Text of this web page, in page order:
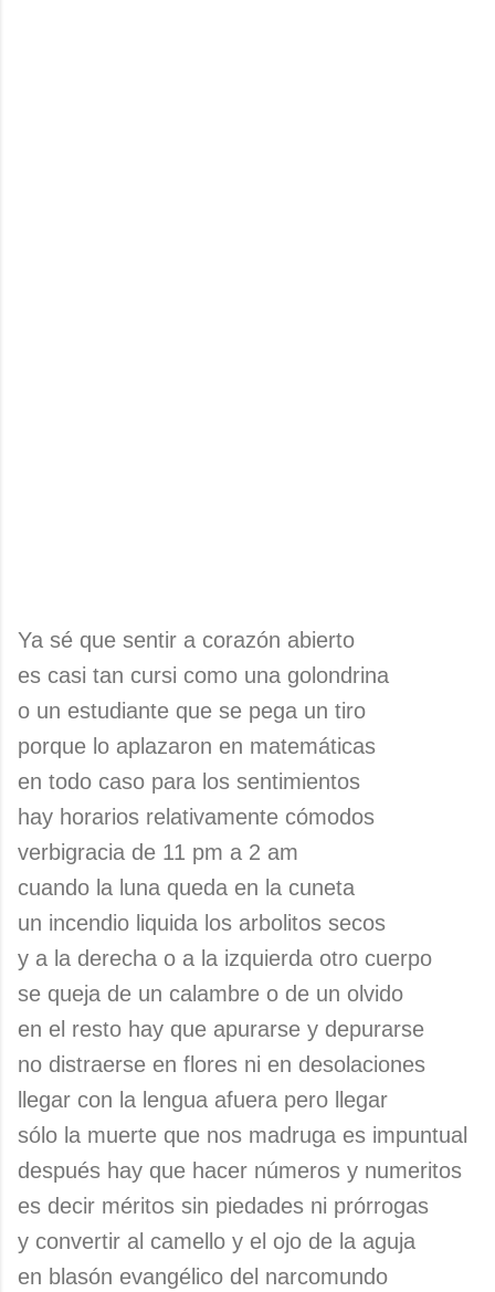
Ya sé que sentir a corazón abierto
es casi tan cursi como una golondrina
o un estudiante que se pega un tiro
porque lo aplazaron en matemáticas
en todo caso para los sentimientos
hay horarios relativamente cómodos
verbigracia de 11 pm a 2 am
cuando la luna queda en la cuneta
un incendio liquida los arbolitos secos
y a la derecha o a la izquierda otro cuerpo
se queja de un calambre o de un olvido
en el resto hay que apurarse y depurarse
no distraerse en flores ni en desolaciones
llegar con la lengua afuera pero llegar
sólo la muerte que nos madruga es impuntual
después hay que hacer números y numeritos
es decir méritos sin piedades ni prórrogas
y convertir al camello y el ojo de la aguja
en blasón evangélico del narcomundo